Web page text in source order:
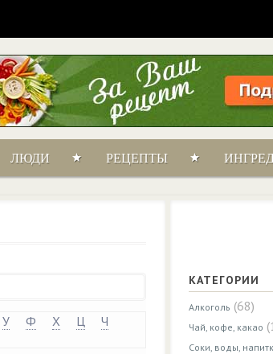
ЛЮДИ РЕЦЕПТЫ
У Ф Х Ц
Ч
КАТЕГОРИИ
Алкоголь (68)
Чай, кофе, какао
Соки, воды,